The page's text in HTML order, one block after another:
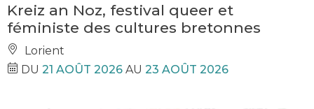
Kreiz an Noz, festival queer et
féministe des cultures bretonnes
Lorient
DU 21 AOÛT 2026 AU 23 AOÛT 2026